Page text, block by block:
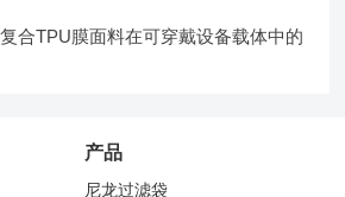
合TPU膜面料在可穿戴设备载体中的
产品
尼龙过滤袋